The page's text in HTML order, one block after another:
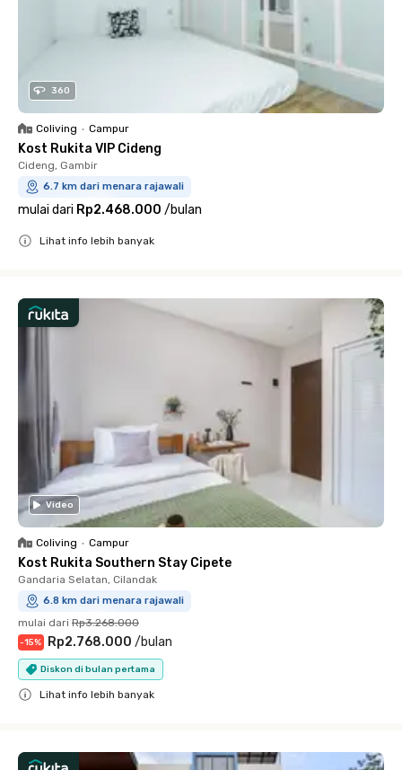
360
Coliving • Campur
Kost Rukita VIP Cideng
Cideng, Gambir
6.7 km dari menara rajawali
mulai dari Rp2.468.000 /bulan
Lihat info lebih banyak
Video
Coliving • Campur
Kost Rukita Southern Stay Cipete
Gandaria Selatan, Cilandak
6.8 km dari menara rajawali
mulai dari Rp3.268.000
-15% Rp2.768.000 /bulan
Diskon di bulan pertama
Lihat info lebih banyak